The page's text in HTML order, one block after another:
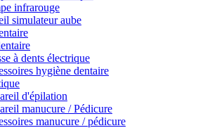
infrarouge
simulateur aube
à dents électrique
hygiène dentaire
d'épilation
manucure / Pédicure
manucure / pédicure